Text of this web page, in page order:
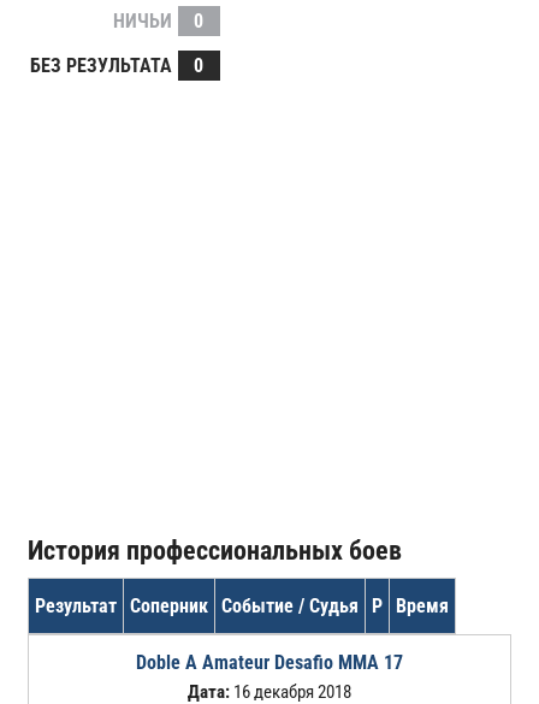
НИЧЬИ
0
БЕЗ РЕЗУЛЬТАТА
0
История профессиональных боев
Результат Соперник Событие / Судья Р Время
Doble A Amateur Desafio MMA 17
Дата:16 декабря 2018